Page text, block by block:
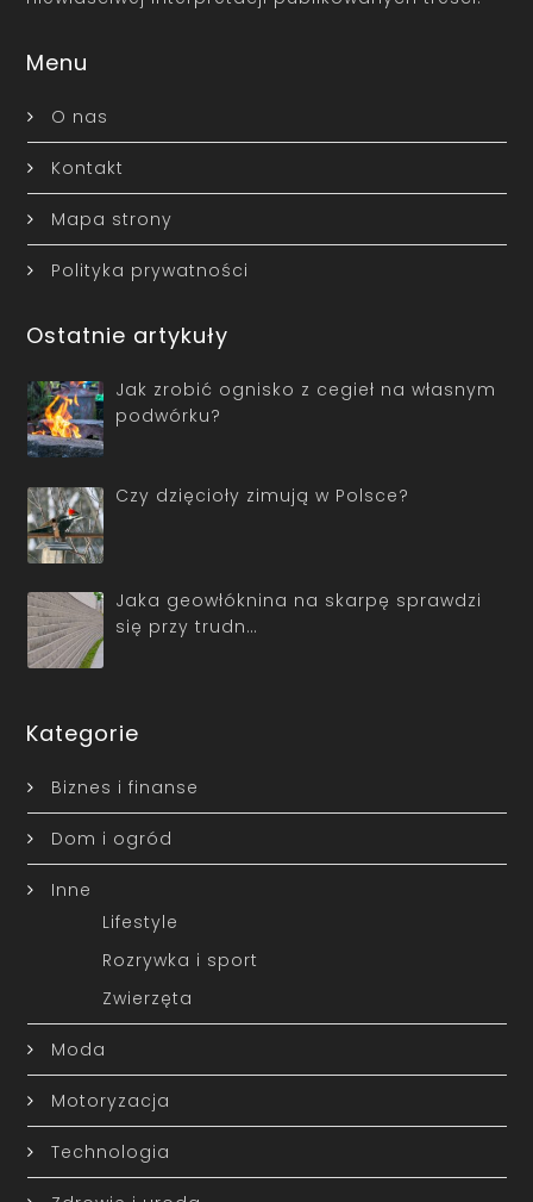
Menu
O nas
Kontakt
Mapa strony
Polityka prywatności
Ostatnie artykuły
Jak zrobić ognisko z cegieł na własnym
podwórku?
Czy dzięcioły zimują w Polsce?
Jaka geowłóknina na skarpę sprawdzi
się przy trudn…
Kategorie
Biznes i finanse
Dom i ogród
Inne
Lifestyle
Rozrywka i sport
Zwierzęta
Moda
Motoryzacja
Technologia